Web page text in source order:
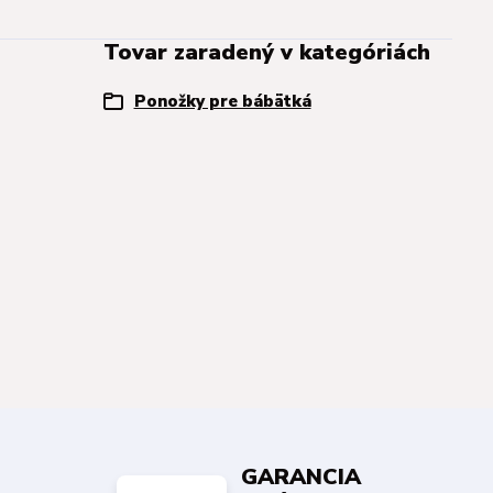
Tovar zaradený v kategóriách
Ponožky pre bábätká
GARANCIA